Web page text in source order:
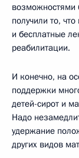
возможностями
получили то,
и бесплатные
реабилитации.
И конечно, на
поддержки
детей-сирот и
Надо
удержание
других видов